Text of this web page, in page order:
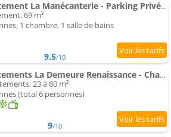
Appartement La Manécanterie - Parking Privé Inclus en Cour Fermée
69 m²
1 chambre, 1 salle de bains
9.5/10
Appartements La Demeure Renaissance - Charme Calme Confort Climatisation - Panette Collection - parking privé cou
23 à 60 m²
(total 6 personnes)
9/10